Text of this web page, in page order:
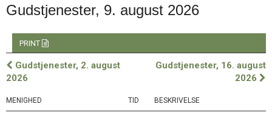
forsiden
1.0:
Forside
3.0:
Kalender
4.0:
Inspiration
5.0:
Værktøjskassen
6.0:
Mission
BaptistKirken
Gudstjenester, 9. august 2026
PRINT
Gudstjenester, 2. august
2026
Gudstjenester, 16. august
2026
MENIGHED TID BESKRIVELSE